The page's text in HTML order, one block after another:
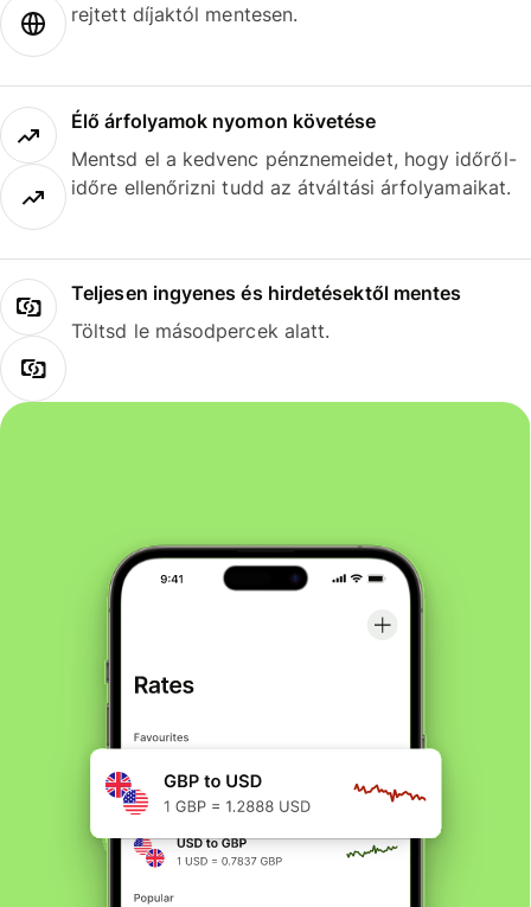
rejtett díjaktól mentesen.
Élő árfolyamok nyomon követése
Mentsd el a kedvenc pénznemeidet, hogy időről-
időre ellenőrizni tudd az átváltási árfolyamaikat.
Teljesen ingyenes és hirdetésektől mentes
Töltsd le másodpercek alatt.